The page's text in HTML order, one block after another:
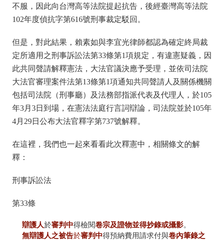
不服，因此向台灣高等法院提起抗告，後經臺灣高等法院
102年度偵抗字第616號刑事裁定駁回。
但是，對此結果，賴素如與李宜光律師都認為確定終局裁
定所適用之刑事訴訟法第33條第1項規定，有違憲疑義，因
此共同聲請解釋憲法，大法官議決應予受理，並依司法院
大法官審理案件法第13條第1項通知共同聲請人及關係機關
包括司法院（刑事廳）及法務部指派代表及代理人，於105
年3月3日到場，在憲法法庭行言詞辯論，司法院並於105年
4月29日公布大法官釋字第737號解釋。
在這裡，我們也一起來看看此次釋憲中，相關條文的解
釋：
刑事訴訟法
第33條
辯護人於審判中得檢閱卷宗及證物並得抄錄或攝影。
無辯護人之被告於審判中得預納費用請求付與卷內筆錄之